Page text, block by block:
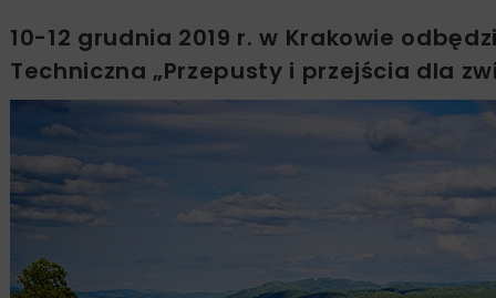
10-12 grudnia 2019 r. w Krakowie
Techniczna „Przepusty i przejścia dla